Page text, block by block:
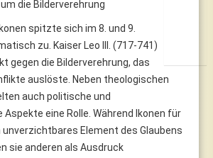
die Bilderverehrung
spitzte sich im 8. und 9.
zu. Kaiser Leo III. (717-741)
gegen die Bilderverehrung, das
auslöste. Neben theologischen
auch politische und
eine Rolle. Während Ikonen für
unverzichtbares Element des Glaubens
sie anderen als Ausdruck